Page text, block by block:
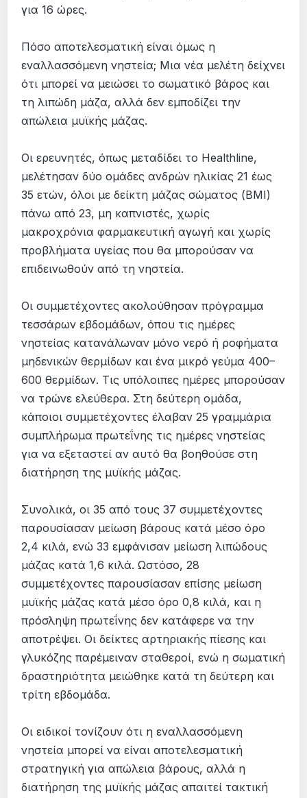
για 16 ώρες.
Πόσο αποτελεσματική είναι όμως η
εναλλασσόμενη νηστεία; Μια νέα μελέτη δείχνει
ότι μπορεί να μειώσει το σωματικό βάρος και
τη λιπώδη μάζα, αλλά δεν εμποδίζει την
απώλεια μυϊκής μάζας.
Οι ερευνητές, όπως μεταδίδει το Healthline,
μελέτησαν δύο ομάδες ανδρών ηλικίας 21 έως
35 ετών, όλοι με δείκτη μάζας σώματος (BMI)
πάνω από 23, μη καπνιστές, χωρίς
μακροχρόνια φαρμακευτική αγωγή και χωρίς
προβλήματα υγείας που θα μπορούσαν να
επιδεινωθούν από τη νηστεία.
Οι συμμετέχοντες ακολούθησαν πρόγραμμα
τεσσάρων εβδομάδων, όπου τις ημέρες
νηστείας κατανάλωναν μόνο νερό ή ροφήματα
μηδενικών θερμίδων και ένα μικρό γεύμα 400–
600 θερμίδων. Τις υπόλοιπες ημέρες μπορούσαν
να τρώνε ελεύθερα. Στη δεύτερη ομάδα,
κάποιοι συμμετέχοντες έλαβαν 25 γραμμάρια
συμπλήρωμα πρωτεΐνης τις ημέρες νηστείας
για να εξεταστεί αν αυτό θα βοηθούσε στη
διατήρηση της μυϊκής μάζας.
Συνολικά, οι 35 από τους 37 συμμετέχοντες
παρουσίασαν μείωση βάρους κατά μέσο όρο
2,4 κιλά, ενώ 33 εμφάνισαν μείωση λιπώδους
μάζας κατά 1,6 κιλά. Ωστόσο, 28
συμμετέχοντες παρουσίασαν επίσης μείωση
μυϊκής μάζας κατά μέσο όρο 0,8 κιλά, και η
πρόσληψη πρωτεΐνης δεν κατάφερε να την
αποτρέψει. Οι δείκτες αρτηριακής πίεσης και
γλυκόζης παρέμειναν σταθεροί, ενώ η σωματική
δραστηριότητα μειώθηκε κατά τη δεύτερη και
τρίτη εβδομάδα.
Οι ειδικοί τονίζουν ότι η εναλλασσόμενη
νηστεία μπορεί να είναι αποτελεσματική
στρατηγική για απώλεια βάρους, αλλά η
διατήρηση της μυϊκής μάζας απαιτεί τακτική